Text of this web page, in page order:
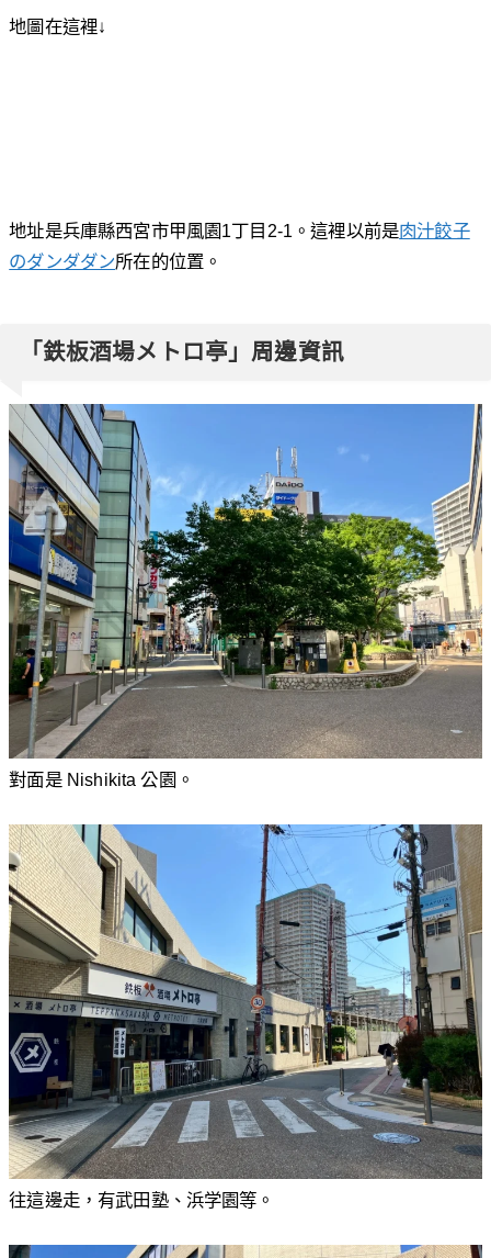
地圖在這裡↓
地址是兵庫縣西宮市甲風園1丁目2-1。這裡以前是肉汁餃子
のダンダダン所在的位置。
「鉄板酒場メトロ亭」周邊資訊
對面是 Nishikita 公園。
往這邊走，有武田塾、浜学園等。